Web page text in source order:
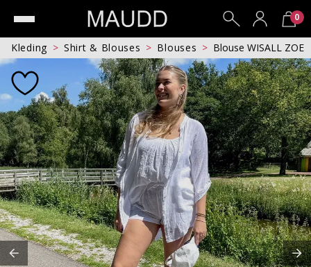
0
Kleding Shirt & Blouses Blouses Blouse WISALL ZOE